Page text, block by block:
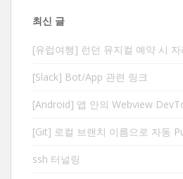
최신 글
[유럽여행] 런던 뮤지컬 예약 시 자
[Slack] Bot/App 관련 링크
[Android] 앱 안의 Webview
[Git] 로컬 브랜치 이름으로 자동
ssh 터널링